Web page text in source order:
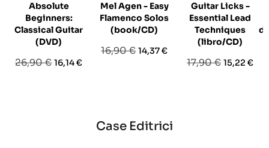
Absolute
Beginners:
Classical Guitar
(DVD)
Prezzo
26,90 €Prezzo
16,14 €
Mel Agen - Easy
Flamenco Solos
(book/CD)
Prezzo
16,90 €Prezzo
14,37 €
Guitar Licks -
Essential Lead
Techniques
(libro/CD)
Prezzo
17,90 € Prezzo
15,22 €
Case Editrici